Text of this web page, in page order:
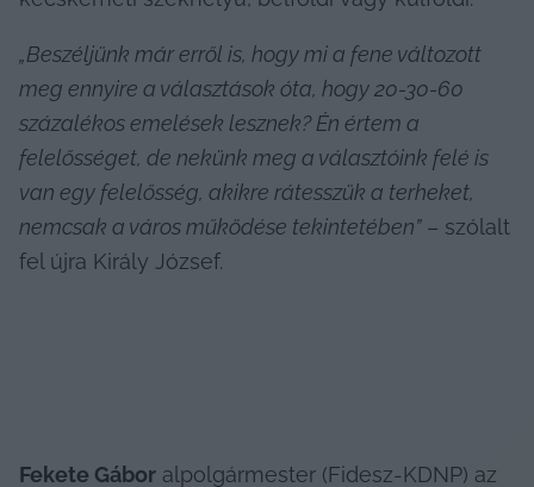
„Beszéljünk már erről is, hogy mi a fene változott
meg ennyire a választások óta, hogy 20-30-60
százalékos emelések lesznek? Én értem a
felelősséget, de nekünk meg a választóink felé is
van egy felelősség, akikre rátesszük a terheket,
nemcsak a város működése tekintetében” – szólalt
fel újra Király József.
Fekete Gábor alpolgármester (Fidesz-KDNP) az